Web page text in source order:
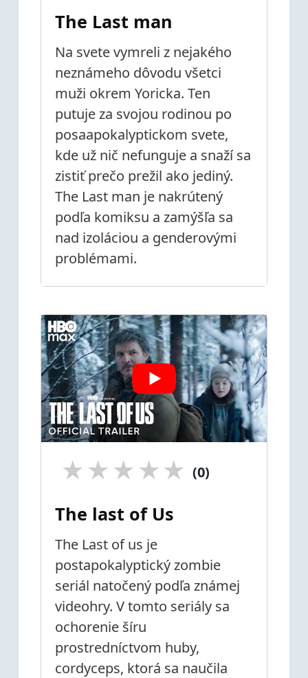
The Last man
Na svete vymreli z nejakého
neznámeho dôvodu všetci
muži okrem Yoricka. Ten
putuje za svojou rodinou po
posaapokalyptickom svete,
kde už nič nefunguje a snaží sa
zistiť prečo prežil ako jediný.
The Last man je nakrútený
podľa komiksu a zamýšľa sa
nad izoláciou a genderovými
problémami.
★
★
★
★
★ (0)
The last of Us
The Last of us je
postapokalyptický zombie
seriál natočený podľa známej
videohry. V tomto seriály sa
ochorenie šíru
prostredníctvom huby,
cordyceps, ktorá sa naučila